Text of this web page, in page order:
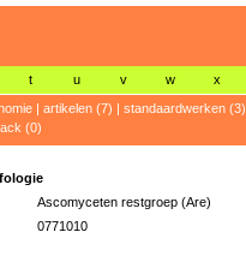
t u v w x
| artikelen (7) | standaardwerken (3)
(0)
Ascomyceten restgroep (Are)
0771010